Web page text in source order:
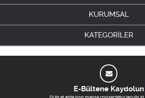
KURUMSAL
KATEGORİLER
E-Bültene Kaydolun